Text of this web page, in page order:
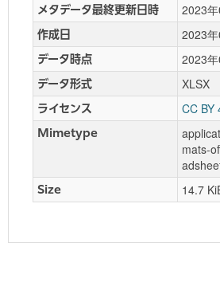
メタデータ最終更新日時 2023
作成日 2023
データ時点 2023
データ形式 XLSX
ライセンス CC BY
Mimetype
mats-
Size 14.7